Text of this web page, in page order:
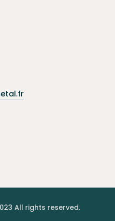
All rights reserved.